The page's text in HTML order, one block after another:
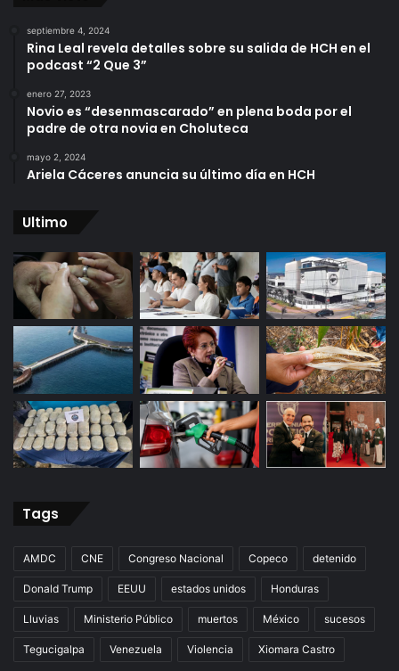
septiembre 4, 2024
Rina Leal revela detalles sobre su salida de HCH en el
podcast “2 Que 3”
enero 27, 2023
Novio es “desenmascarado” en plena boda por el
padre de otra novia en Choluteca
mayo 2, 2024
Ariela Cáceres anuncia su último día en HCH
Ultimo
Tags
AMDC CNE Congreso Nacional Copeco detenido
Donald Trump EEUU estados unidos Honduras
Lluvias Ministerio Público muertos México sucesos
Tegucigalpa Venezuela Violencia Xiomara Castro